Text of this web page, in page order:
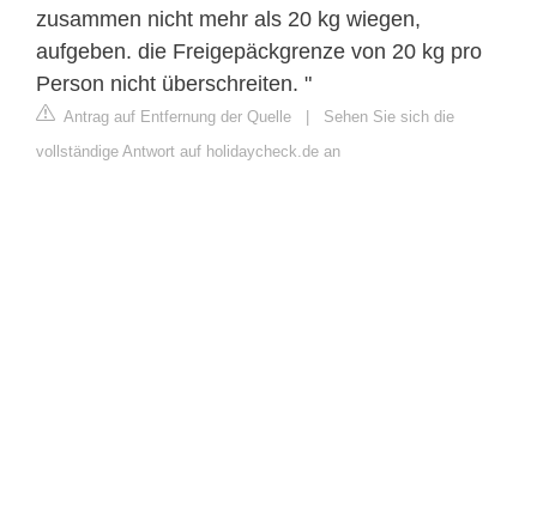
zusammen nicht mehr als 20 kg wiegen,
aufgeben. die Freigepäckgrenze von 20 kg pro
Person nicht überschreiten. "
Antrag auf Entfernung der Quelle | Sehen Sie sich die
vollständige Antwort auf holidaycheck.de an